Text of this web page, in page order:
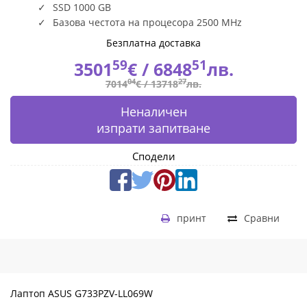
SSD 1000 GB
Базова честота на процесора 2500 MHz
Безплатна доставка
350159€ / 684851лв.
701404€ /1371827лв.
Неналичен
изпрати запитване
Сподели
Сравни
принт
Лаптоп ASUS G733PZV-LL069W